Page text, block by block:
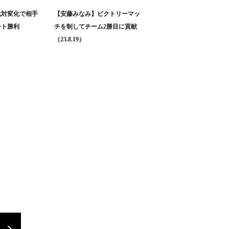
対変化で相手
勝利
【安藤みなみ】ビクトリーマッ
チを制してチーム2勝目に貢献
（23.8.19）